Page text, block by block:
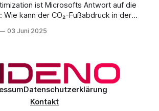
ist Microsofts Antwort auf die
Wie kann der CO₂-Fußabdruck in der
zu verzichten? Diese
03 Juni 2025
Datenschutzerklärung
Kontakt